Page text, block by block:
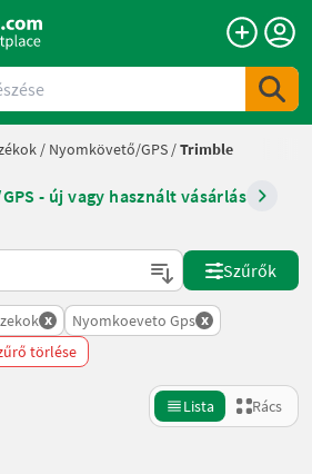
/ Nyomkövető/GPS /Trimble
- új vagy használt vásárlás
Landwirt.com-on
Szűrők
x Nyomkoeveto Gps x
törlése
Lista Rács